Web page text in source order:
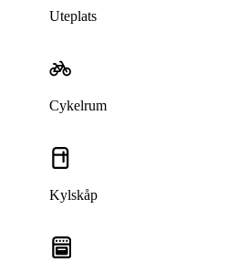
Uteplats
Cykelrum
Kylskåp